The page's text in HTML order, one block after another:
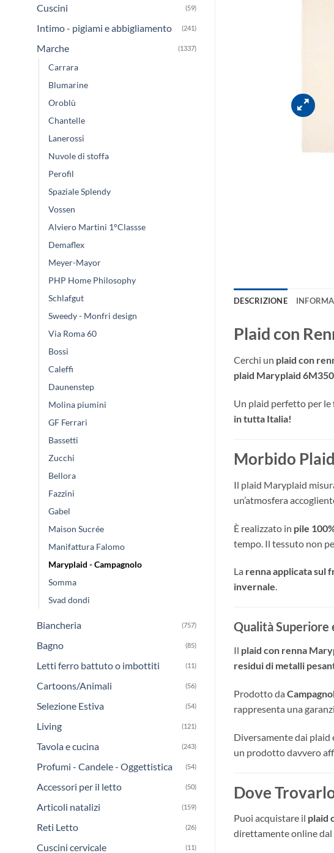
Cuscini (59)
Intimo - pigiami e abbigliamento (241)
Marche (1337)
Carrara
Blumarine
Oroblù
Chantelle
Lanerossi
Nuvole di stoffa
Perofil
Spaziale Splendy
Vossen
Alviero Martini 1°Classse
Demaflex
Meyer-Mayor
PHP Home Philosophy
Schlafgut
Sweedy - Monfri design
Via Roma 60
Bossi
Caleffi
Daunenstep
Molina piumini
GF Ferrari
Bassetti
Zucchi
Bellora
Fazzini
Gabel
Maison Sucrée
Manifattura Falomo
Maryplaid - Campagnolo
Somma
Svad dondi
Biancheria (757)
Bagno (85)
Letti ferro battuto o imbottiti (11)
Cartoons/Animali (56)
Selezione Estiva (54)
Living (121)
Tavola e cucina (243)
Profumi - Candele - Oggettistica (54)
Accessori per il letto (50)
Articoli natalizi (159)
Reti Letto (26)
Cuscini cervicale (11)
DESCRIZIONE
Plaid con
Cerchi un plaid con
plaid Maryplaid
Un plaid perfetto per le
in tutta Italia!
Morbido
Il plaid Maryplaid
un’atmosfera
È realizzato in pile
tempo. Il tessuto non
La renna applicata sul
invernale.
Qualità Superiore
Il plaid con renna
residui di metalli
Prodotto da
rappresenta una
Diversamente dai plaid
un prodotto davvero
Dove
Puoi acquistare il plaid
direttamente online